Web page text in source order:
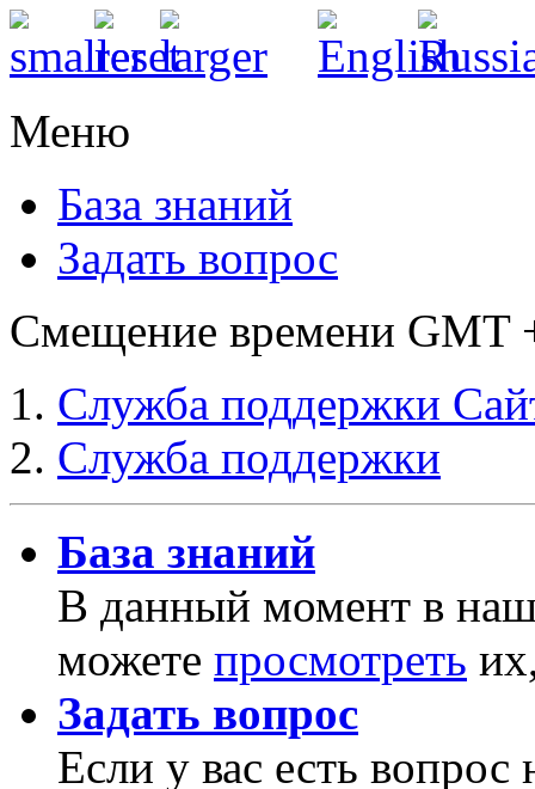
Меню
База знаний
Задать вопрос
Смещение времени GMT
Служба поддержки
Служба поддержки
База знаний
В данный момент в
можете просмотреть
Задать вопрос
Если у вас есть